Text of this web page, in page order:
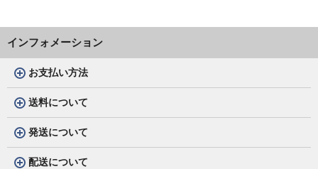
インフォメーション
お支払い方法
送料について
発送について
配送について